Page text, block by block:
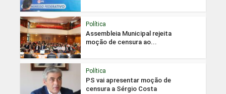
Política
Assembleia Municipal rejeita
moção de censura ao...
Política
PS vai apresentar moção de
censura a Sérgio Costa